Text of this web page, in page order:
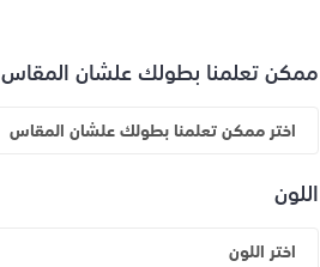
ممكن تعلمنا بطولك علشان المقاس
اختر ممكن تعلمنا بطولك علشان المقاس
اللون
اختر اللون